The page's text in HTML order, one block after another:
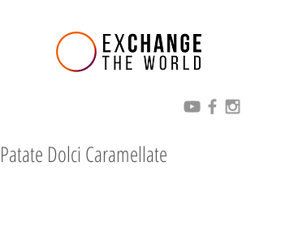
Patate Dolci Caramellate